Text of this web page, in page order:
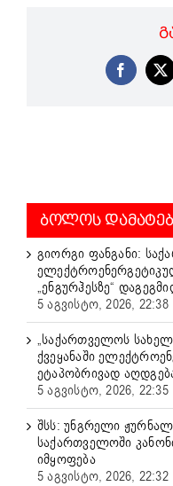
X
ᲑᲝᲚᲝᲡ
გიორგი ფანგანი:
„ენგურჰესზე“
5 აგვისტო, 2026, 22:38
„საქართველოს
ქვეყანაში
ეტაპობრივად
5 აგვისტო, 2026, 22:35
შსს: უნგრელი
საქართველოში
იმყოფება
5 აგვისტო, 2026, 22:32